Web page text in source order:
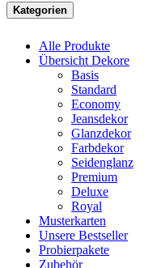
Kategorien
Alle Produkte
Übersicht Dekore
Basis
Standard
Economy
Jeansdekor
Glanzdekor
Farbdekor
Seidenglanz
Premium
Deluxe
Royal
Musterkarten
Unsere Bestseller
Probierpakete
Zubehör